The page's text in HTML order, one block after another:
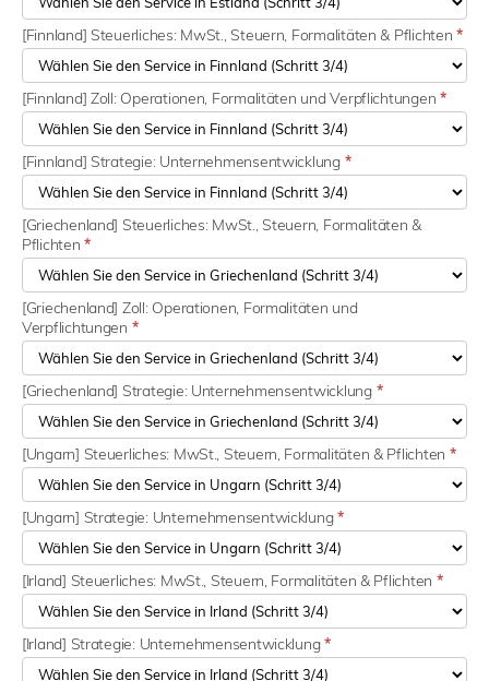
[Finnland] Steuerliches: MwSt., Steuern, Formalitäten & Pflichten*
[Finnland] Zoll: Operationen, Formalitäten und Verpflichtungen *
[Finnland] Strategie: Unternehmensentwicklung *
[Griechenland] Steuerliches: MwSt., Steuern, Formalitäten &
Pflichten*
[Griechenland] Zoll: Operationen, Formalitäten und
Verpflichtungen *
[Griechenland] Strategie: Unternehmensentwicklung *
[Ungarn] Steuerliches: MwSt., Steuern, Formalitäten & Pflichten *
[Ungarn] Strategie: Unternehmensentwicklung*
[Irland] Steuerliches: MwSt., Steuern, Formalitäten & Pflichten *
[Irland] Strategie: Unternehmensentwicklung*